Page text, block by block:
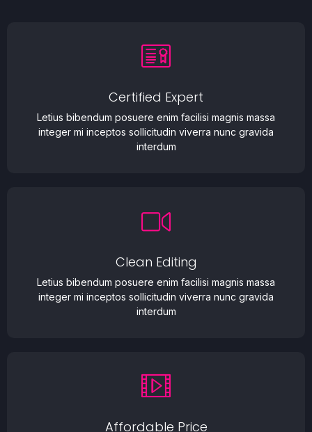
Certified Expert
Letius bibendum posuere enim facilisi magnis massa
integer mi inceptos sollicitudin viverra nunc gravida
interdum
Clean Editing
Letius bibendum posuere enim facilisi magnis massa
integer mi inceptos sollicitudin viverra nunc gravida
interdum
Affordable Price